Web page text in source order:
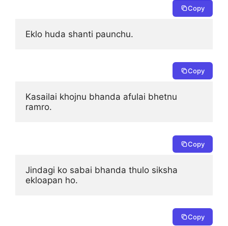
Copy
Eklo huda shanti paunchu.
Copy
Kasailai khojnu bhanda afulai bhetnu
ramro.
Copy
Jindagi ko sabai bhanda thulo siksha
ekloapan ho.
Copy